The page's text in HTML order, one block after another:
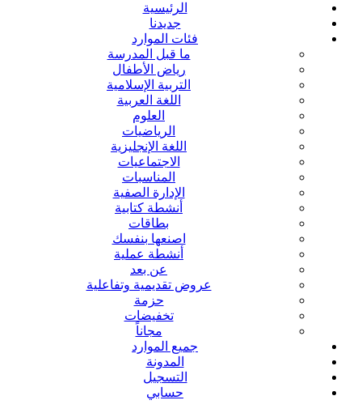
الرئيسية
جديدنا
فئات الموارد
ما قبل المدرسة
رياض الأطفال
التربية الإسلامية
اللغة العربية
العلوم
الرياضيات
اللغة الإنجليزية
الاجتماعيات
المناسبات
الإدارة الصفية
أنشطة كتابية
بطاقات
اصنعها بنفسك
أنشطة عملية
عن بعد
عروض تقديمية وتفاعلية
حزمة
تخفيضات
مجاناً
جميع الموارد
المدونة
التسجيل
حسابي